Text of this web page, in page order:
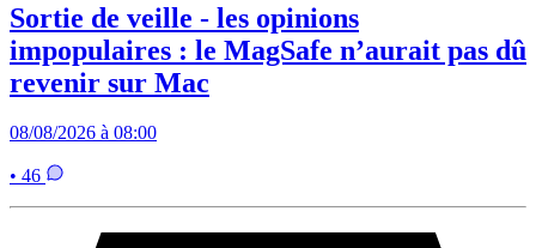
Sortie de veille - les opinions
impopulaires : le MagSafe n’aurait pas dû
revenir sur Mac
08/08/2026 à 08:00
• 46